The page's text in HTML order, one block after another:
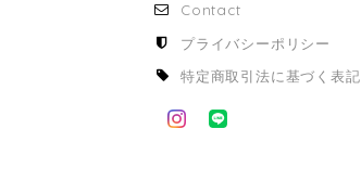
Contact
プライバシーポリシー
特定商取引法に基づく表記